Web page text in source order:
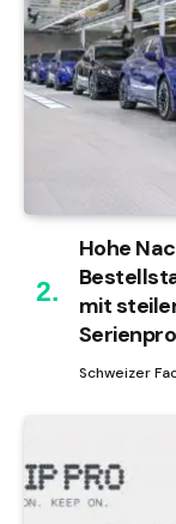
Hohe
mit
Schweizer